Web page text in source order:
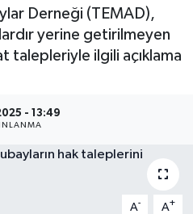
Derneği (TEMAD),
yerine getirilmeyen
talepleriyle ilgili açıklama
- 13:49
A- A+